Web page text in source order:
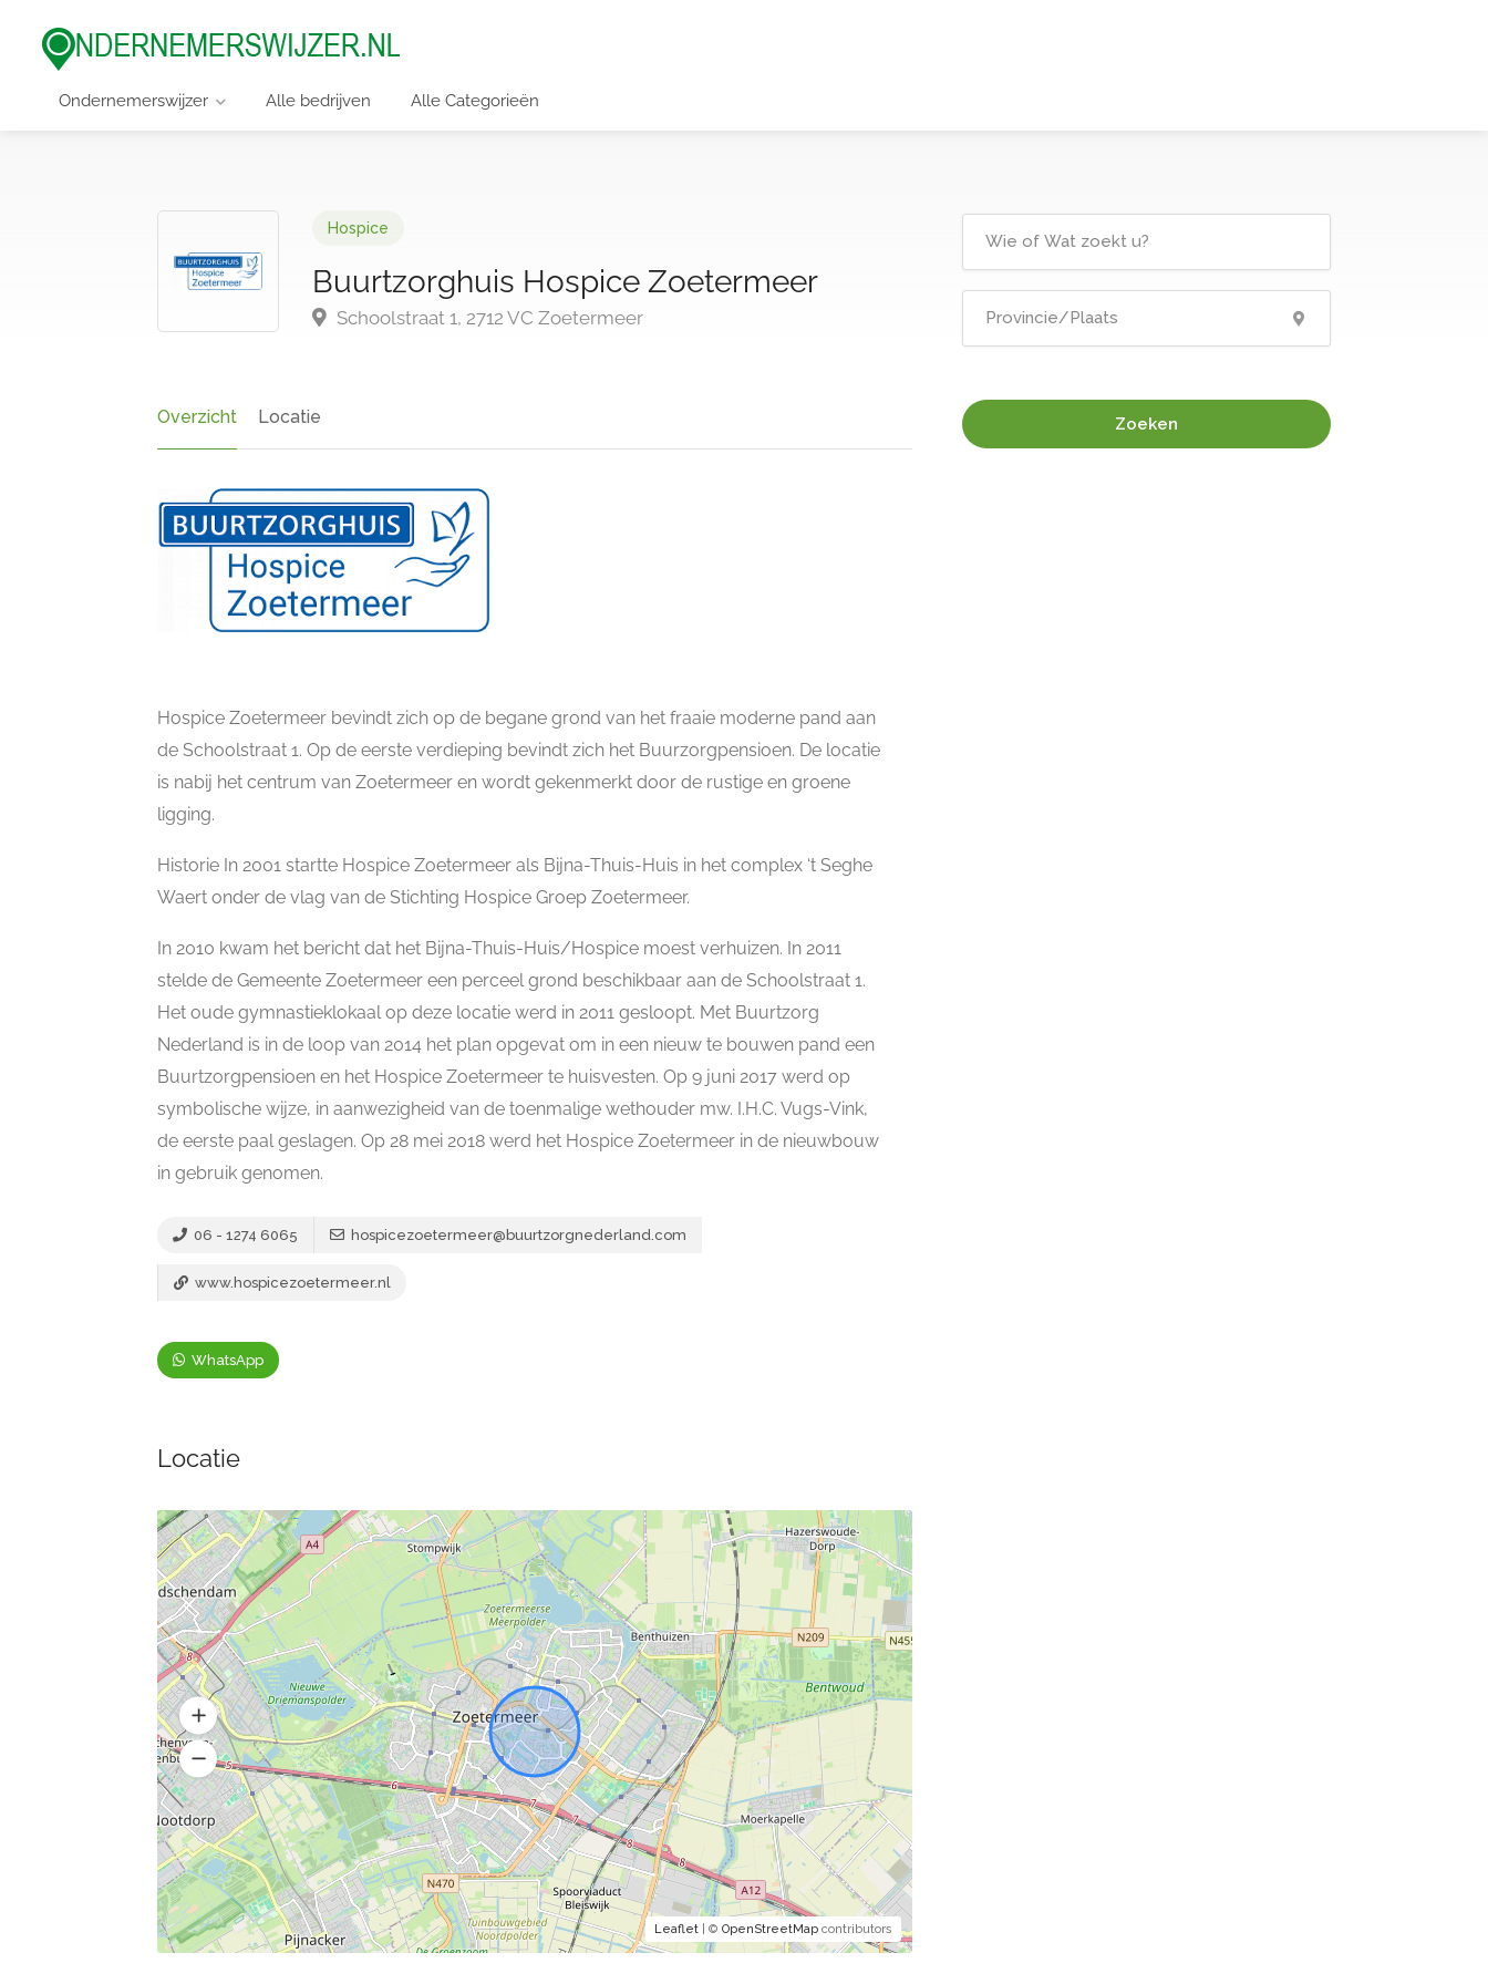
Ondernemerswijzer Alle bedrijven Alle Categorieën
Hospice
Buurtzorghuis Hospice Zoetermeer
Schoolstraat 1, 2712 VC Zoetermeer
Overzicht Locatie
Hospice Zoetermeer bevindt zich op de begane grond van het fraaie moderne pand aan
de Schoolstraat 1. Op de eerste verdieping bevindt zich het Buurzorgpensioen. De locatie
is nabij het centrum van Zoetermeer en wordt gekenmerkt door de rustige en groene
ligging.
Historie In 2001 startte Hospice Zoetermeer als Bijna-Thuis-Huis in het complex ‘t Seghe
Waert onder de vlag van de Stichting Hospice Groep Zoetermeer.
In 2010 kwam het bericht dat het Bijna-Thuis-Huis/Hospice moest verhuizen. In 2011
stelde de Gemeente Zoetermeer een perceel grond beschikbaar aan de Schoolstraat 1.
Het oude gymnastieklokaal op deze locatie werd in 2011 gesloopt. Met Buurtzorg
Nederland is in de loop van 2014 het plan opgevat om in een nieuw te bouwen pand een
Buurtzorgpensioen en het Hospice Zoetermeer te huisvesten. Op 9 juni 2017 werd op
symbolische wijze, in aanwezigheid van de toenmalige wethouder mw. I.H.C. Vugs-Vink,
de eerste paal geslagen. Op 28 mei 2018 werd het Hospice Zoetermeer in de nieuwbouw
in gebruik genomen.
06 - 1274 6065 hospicezoetermeer@buurtzorgnederland.com
www.hospicezoetermeer.nl
WhatsApp
Locatie
Leaflet| © OpenStreetMapcontributors
Zoeken